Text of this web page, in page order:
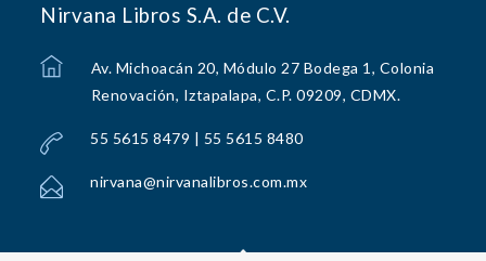
Nirvana Libros S.A. de C.V.
Av. Michoacán 20, Módulo 27 Bodega 1, Colonia
Renovación, Iztapalapa, C.P. 09209, CDMX.
55 5615 8479 | 55 5615 8480
nirvana@nirvanalibros.com.mx